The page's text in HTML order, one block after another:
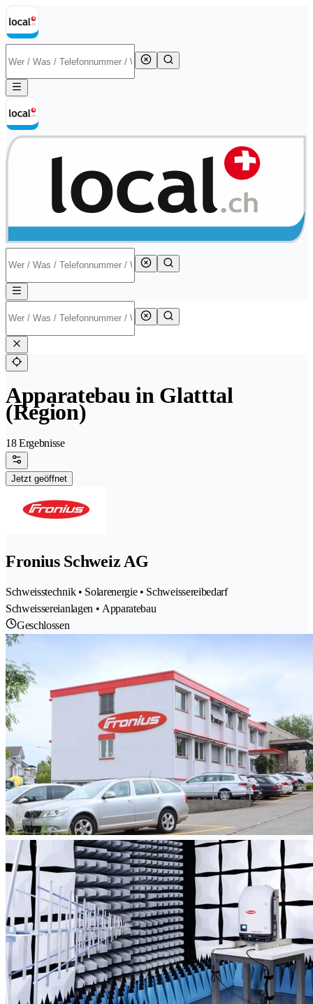
Apparatebau in Glatttal
(Region)
18 Ergebnisse
Jetzt geöffnet
Fronius Schweiz AG
Schweisstechnik • Solarenergie • Schweissereibedarf
Schweissereianlagen • Apparatebau
Geschlossen